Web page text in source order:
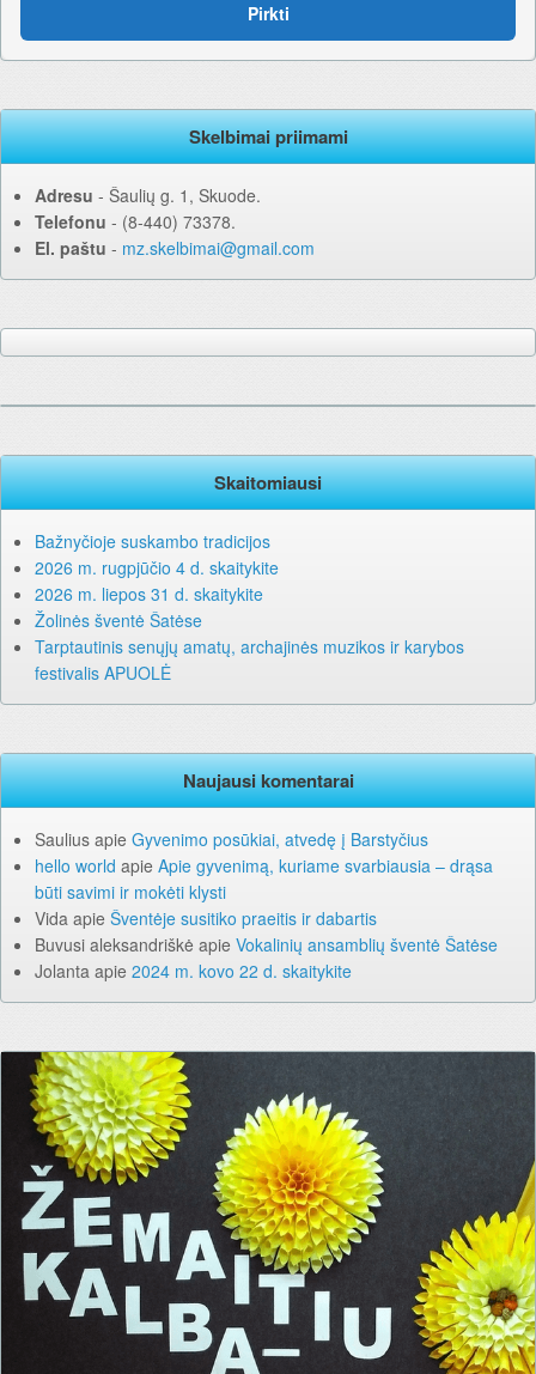
Pirkti
Skelbimai priimami
Adresu ‐ Šaulių g. 1, Skuode.
Telefonu ‐ (8-440) 73378.
El. paštu ‐ mz.skelbimai@gmail.com
Skaitomiausi
Bažnyčioje suskambo tradicijos
2026 m. rugpjūčio 4 d. skaitykite
2026 m. liepos 31 d. skaitykite
Žolinės šventė Šatėse
Tarptautinis senųjų amatų, archajinės muzikos ir karybos
festivalis APUOLĖ
Naujausi komentarai
Saulius apie Gyvenimo posūkiai, atvedę į Barstyčius
hello world apie Apie gyvenimą, kuriame svarbiausia – drąsa
būti savimi ir mokėti klysti
Vida apie Šventėje susitiko praeitis ir dabartis
Buvusi aleksandriškė apie Vokalinių ansamblių šventė Šatėse
Jolanta apie 2024 m. kovo 22 d. skaitykite